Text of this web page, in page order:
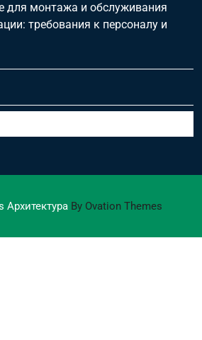
для монтажа и обслуживания
требования к персоналу и
АрхитектураBy Ovation Themes